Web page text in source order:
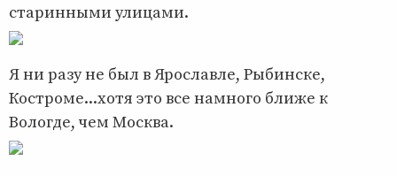
старинными улицами.
Я ни разу не был в Ярославле, Рыбинске,
Костроме...хотя это все намного ближе к
Вологде, чем Москва.